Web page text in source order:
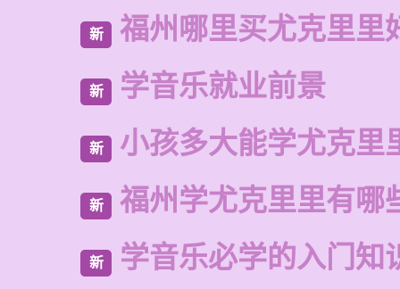
新 福州哪里买尤克里里
新 学音乐就业前景
新 小孩多大能学尤克里
新 福州学尤克里里有哪
新 学音乐必学的入门知